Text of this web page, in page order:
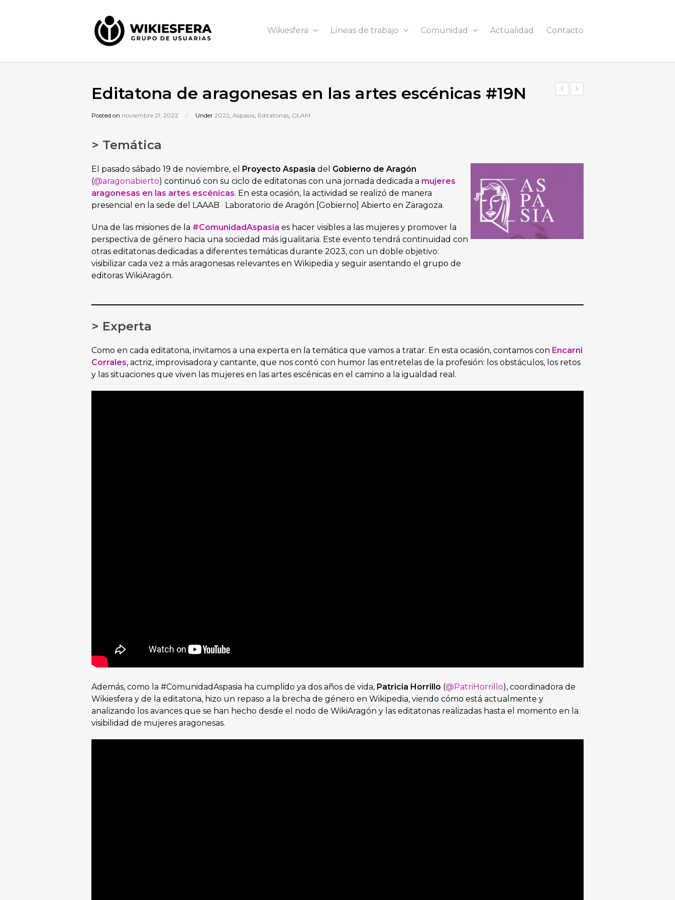
Wikiesfera Líneas de trabajo Comunidad Actualidad Contacto
Editatona de aragonesas en las artes escénicas #19N
Posted on noviembre 21, 2022 / Under 2022 Aspasia Editatonas GLAM
> Temática
El pasado sábado 19 de noviembre, el Proyecto Aspasia del Gobierno de Aragón
(@aragonabierto) continuó con su ciclo de editatonas con una jornada dedicada a mujeres
aragonesas en las artes escénicas. En esta ocasión, la actividad se realizó de manera
presencial en la sede del LAAAB · Laboratorio de Aragón [Gobierno] Abierto en Zaragoza.
Una de las misiones de la #ComunidadAspasia es hacer visibles a las mujeres y promover la
perspectiva de género hacia una sociedad más igualitaria. Este evento tendrá continuidad con
otras editatonas dedicadas a diferentes temáticas durante 2023, con un doble objetivo:
visibilizar cada vez a más aragonesas relevantes en Wikipedia y seguir asentando el grupo de
editoras WikiAragón.
> Experta
Como en cada editatona, invitamos a una experta en la temática que vamos a tratar. En esta ocasión, contamos con Encarni
Corrales, actriz, improvisadora y cantante, que nos contó con humor las entretelas de la profesión: los obstáculos, los retos
y las situaciones que viven las mujeres en las artes escénicas en el camino a la igualdad real.
Además, como la #ComunidadAspasia ha cumplido ya dos años de vida, Patricia Horrillo (@PatriHorrillo), coordinadora de
Wikiesfera y de la editatona, hizo un repaso a la brecha de género en Wikipedia, viendo cómo está actualmente y
analizando los avances que se han hecho desde el nodo de WikiAragón y las editatonas realizadas hasta el momento en la
visibilidad de mujeres aragonesas.